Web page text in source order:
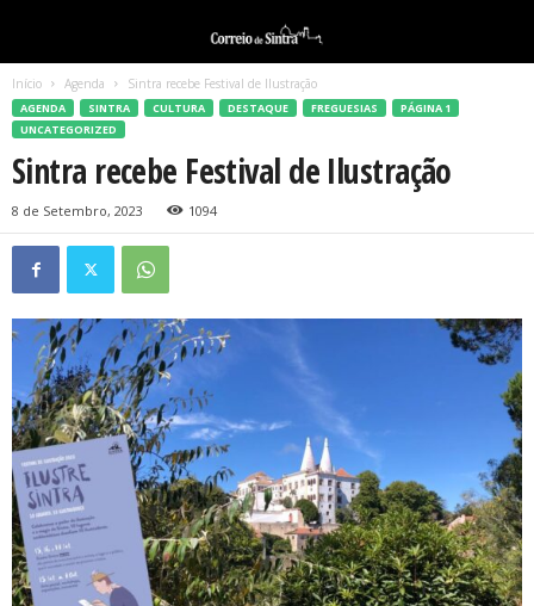
Início Agenda Sintra recebe Festival de Ilustração
AGENDA SINTRA CULTURA DESTAQUE FREGUESIAS
PÁGINA 1
UNCATEGORIZED
Sintra recebe Festival de Ilustração
8 de Setembro, 2023 1094